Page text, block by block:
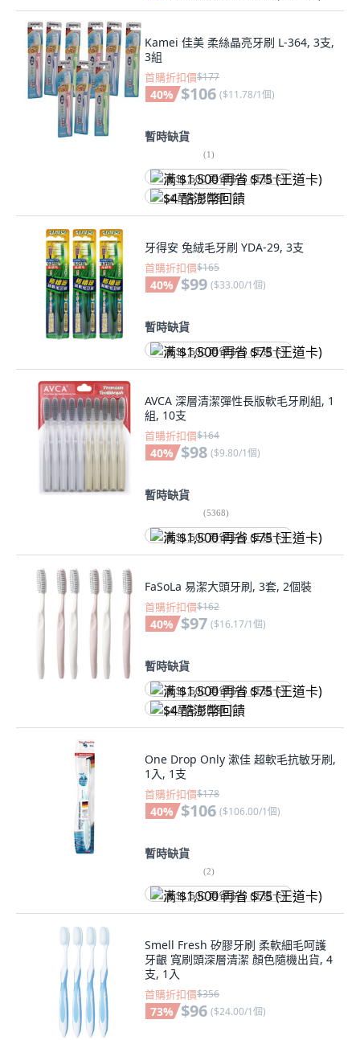
Kamei 佳美 柔絲晶亮牙刷 L-364, 3支,
3組
首購折扣價$177
40% $106 ($11.78/1個)
暫時缺貨
(1)
满 $1,500 再省 $75 (王道卡)
$4 酷澎幣回饋
牙得安 兔絨毛牙刷 YDA-29, 3支
首購折扣價$165
40% $99 ($33.00/1個)
暫時缺貨
满 $1,500 再省 $75 (王道卡)
AVCA 深層清潔彈性長版軟毛牙刷組, 1
組, 10支
首購折扣價$164
40% $98 ($9.80/1個)
暫時缺貨
(5368)
满 $1,500 再省 $75 (王道卡)
FaSoLa 易潔大頭牙刷, 3套, 2個裝
首購折扣價$162
40% $97 ($16.17/1個)
暫時缺貨
满 $1,500 再省 $75 (王道卡)
$4 酷澎幣回饋
One Drop Only 漱佳 超軟毛抗敏牙刷,
1入, 1支
首購折扣價$178
40% $106 ($106.00/1個)
暫時缺貨
(2)
满 $1,500 再省 $75 (王道卡)
Smell Fresh 矽膠牙刷 柔軟細毛呵護
牙齦 寬刷頭深層清潔 顏色隨機出貨, 4
支, 1入
首購折扣價$356
73% $96 ($24.00/1個)